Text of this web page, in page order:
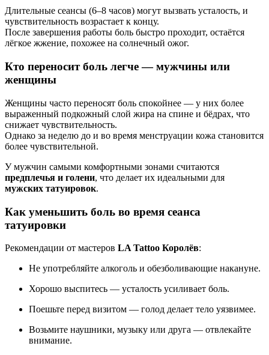
Длительные сеансы (6–8 часов) могут вызвать усталость, и
чувствительность возрастает к концу.
После завершения работы боль быстро проходит, остаётся
лёгкое жжение, похожее на солнечный ожог.
Кто переносит боль легче — мужчины или
женщины
Женщины часто переносят боль спокойнее — у них более
выраженный подкожный слой жира на спине и бёдрах, что
снижает чувствительность.
Однако за неделю до и во время менструации кожа становится
более чувствительной.
У мужчин самыми комфортными зонами считаются
предплечья и голени, что делает их идеальными для
мужских татуировок.
Как уменьшить боль во время сеанса
татуировки
Рекомендации от мастеров LA Tattoo Королёв:
Не употребляйте алкоголь и обезболивающие накануне.
Хорошо выспитесь — усталость усиливает боль.
Поешьте перед визитом — голод делает тело уязвимее.
Возьмите наушники, музыку или друга — отвлекайте
внимание.